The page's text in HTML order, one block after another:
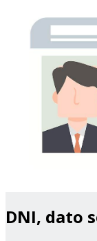
DNI, dato